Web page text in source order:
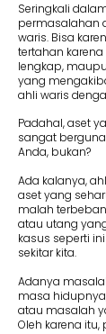
Seringkali
permasalahan
waris. Bisa
tertahan
lengkap,
yang
ahli waris
Padahal, aset
sangat
Anda, bukan?
Ada kalanya,
aset yang
malah
atau utang
kasus seperti
sekitar kita.
Adanya
masa
atau masalah
Oleh karena